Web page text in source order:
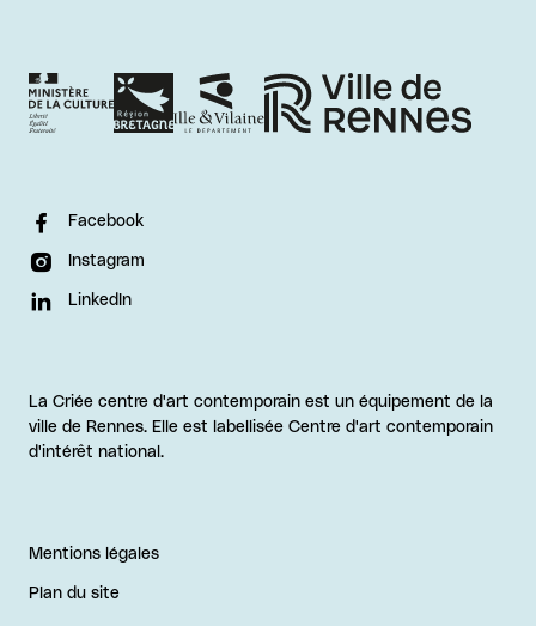
Facebook
Instagram
LinkedIn
La Criée centre d'art contemporain est un équipement de la
ville de Rennes. Elle est labellisée Centre d'art contemporain
d'intérêt national.
Mentions légales
Plan du site